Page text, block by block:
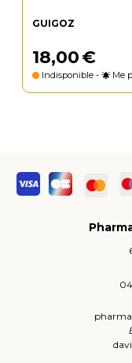
GUIGOZ
18,00€
Indisponible - Me